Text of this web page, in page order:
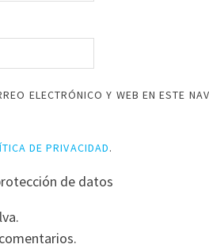
ELECTRÓNICO Y WEB EN ESTE
DE PRIVACIDAD.
de datos